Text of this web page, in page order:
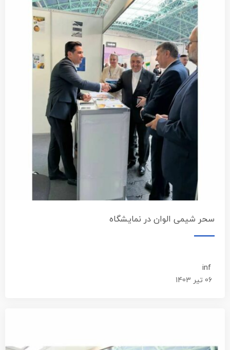
سحر شیمی الوان در نمایشگاه
inf
06 تیر 1403